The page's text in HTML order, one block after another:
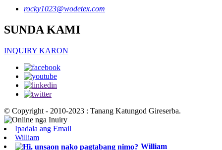
rocky1023@wodetex.com
SUNDA KAMI
INQUIRY KARON
© Copyright - 2010-2023 : Tanang Katungod Gireserba.
Ipadala ang Email
William
William